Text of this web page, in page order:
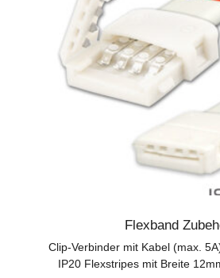
Flexband
Clip-Verbinder mit Kabel (max.
IP20 Flexstripes mit Breite